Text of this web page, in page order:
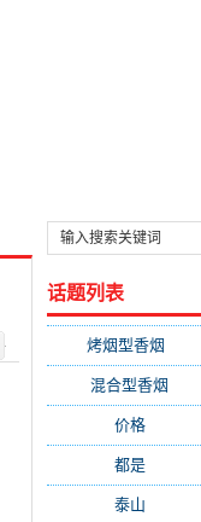
话题列表
烤烟型香烟
混合型香烟
价格(319)
都是(272)
泰山